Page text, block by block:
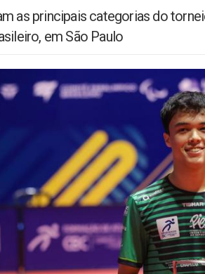
as principais categorias do
em São Paulo